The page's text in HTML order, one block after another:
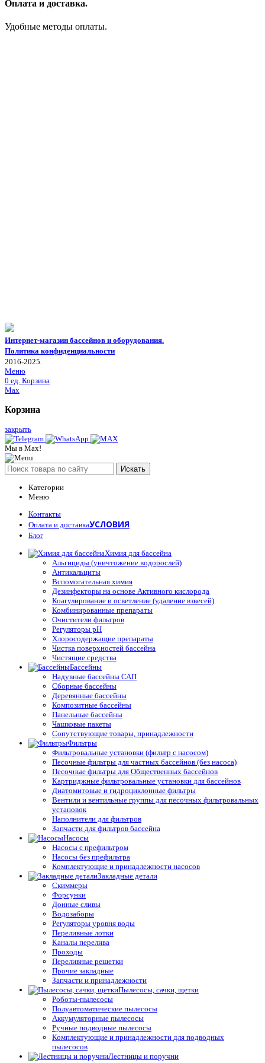
Оплата и доставка.
Удобные методы оплаты.
Интернет-магазин бассейнов и оборудования.
Политика конфиденциальности
2016-2025.
Меню
0 ед. Корзина
Max
Корзина
закрыть
Мы в Max!
Искать
Категории
Меню
Контакты
Оплата и доставкаУСЛОВИЯ
Блог
Химия для бассейна
Альгициды (уничтожение водорослей)
Антикальциты
Вспомогательная химия
Дезинфекторы на основе Активного кислорода
Коагулирование и осветление (удаление взвесей)
Комбинированные препараты
Очистители фильтров
Регуляторы pH
Хлоросодержащие препараты
Чистка поверхностей бассейна
Чистящие средства
Бассейны
Надувные бассейны САП
Сборные бассейны
Деревянные бассейны
Композитные бассейны
Панельные бассейны
Чашковые пакеты
Сопутствующие товары, принадлежности
Фильтры
Фильтровальные установки (фильтр с насосом)
Песочные фильтры для частных бассейнов (без насоса)
Песочные фильтры для Общественных бассейнов
Картриджные фильтровальные установки для бассейнов
Диатомитовые и гидроциклонные фильтры
Вентили и вентильные группы для песочных фильтровальных
установок
Наполнители для фильтров
Запчасти для фильтров бассейна
Насосы
Насосы с префильтром
Насосы без префильтра
Комплектующие и принадлежности насосов
Закладные детали
Скиммеры
Форсунки
Донные сливы
Водозаборы
Регуляторы уровня воды
Переливные лотки
Каналы перелива
Проходы
Переливные решетки
Прочие закладные
Запчасти и принадлежности
Пылесосы, сачки, щетки
Роботы-пылесосы
Полуавтоматические пылесосы
Аккумуляторные пылесосы
Ручные подводные пылесосы
Комплектующие и принадлежности для подводных
пылесосов
Лестницы и поручни